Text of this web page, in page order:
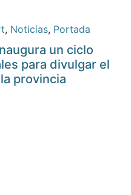
, Noticias, Portada
un ciclo
para divulgar el
provincia